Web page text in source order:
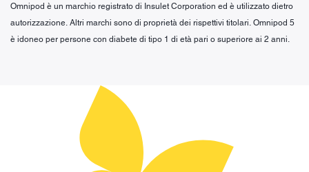
Omnipod è un marchio registrato di Insulet Corporation ed è utilizzato dietro
autorizzazione. Altri marchi sono di proprietà dei rispettivi titolari. Omnipod 5
è idoneo per persone con diabete di tipo 1 di età pari o superiore ai 2 anni.